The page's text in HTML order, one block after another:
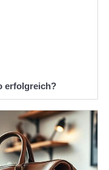
erfolgreich?